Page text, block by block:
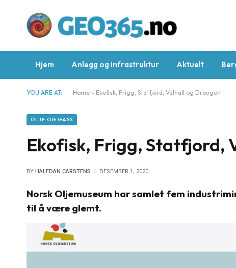
Hjem Anlegg og infrastruktur Aktuelt
YOU ARE AT: Home » Ekofisk, Frigg, Statfjord, Valhall og Draugen
OLJE OG GASS
Ekofisk, Frigg, Statfjord,
BY HALFDAN CARSTENS DESEMBER 1, 2020
Norsk Oljemuseum har samlet fem
til å være glemt.